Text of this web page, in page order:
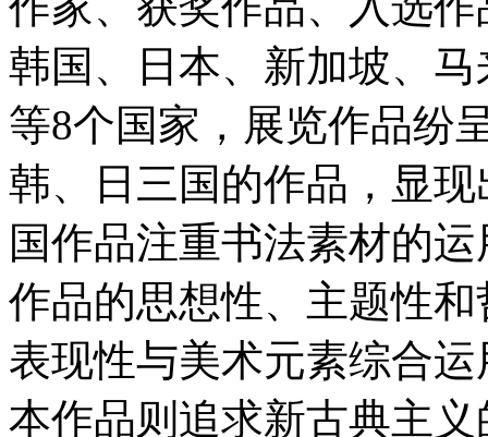
韩国、日本、新加坡、
等8个国家，展览作品纷
韩、日三国的作品，显
国作品注重书法素材的
作品的思想性、主题性
表现性与美术元素综合
本作品则追求新古典主